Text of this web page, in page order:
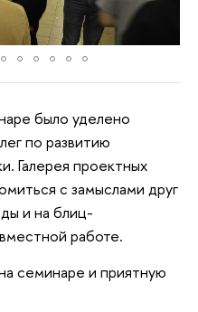
было уделено
по развитию
Галерея проектных
с замыслами друг
и на блиц-
работе.
семинаре и приятную